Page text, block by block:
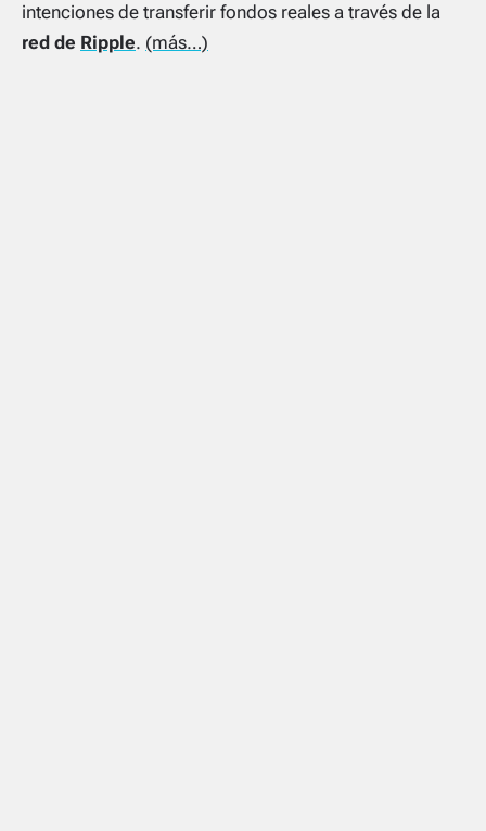
intenciones de transferir fondos reales a través de la
red de Ripple. (más…)